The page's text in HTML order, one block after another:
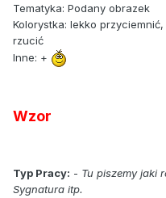
Tematyka: Podany obrazek
Kolorystka: lekko
rzucić
Inne: +
Wzor
Typ Pracy: - Tu piszemy jaki
Sygnatura itp.